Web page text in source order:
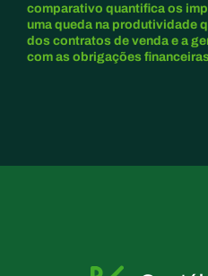
comparativo quantifica os
uma queda na produtividade
dos contratos de venda e a
com as obrigações